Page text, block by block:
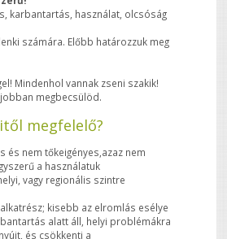
karbantartás, használat, olcsóság
számára. Előbb határozzuk meg
Mindenhol vannak zseni szakik!
megbecsülöd.
megfelelő?
és nem tőkeigényes,azaz nem
a használatuk
vagy regionális szintre
kisebb az elromlás esélye
alatt áll, helyi problémákra
és csökkenti a